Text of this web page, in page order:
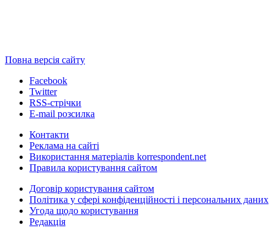
Повна версія сайту
Facebook
Twitter
RSS-стрічки
E-mail розсилка
Контакти
Реклама на сайті
Використання матеріалів korrespondent.net
Правила користування сайтом
Договір користування сайтом
Політика у сфері конфіденційності і персональних даних
Угода щодо користування
Редакція